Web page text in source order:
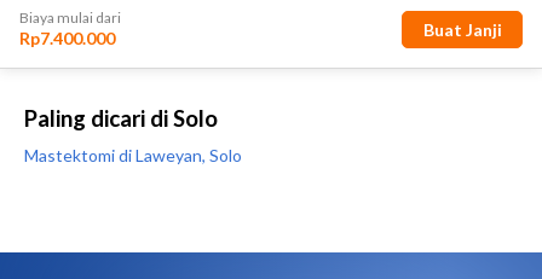
Paling dicari di Solo
Mastektomi di Laweyan, Solo